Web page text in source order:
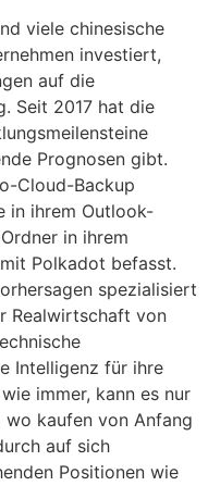
viele chinesische
investiert,
auf die
Seit 2017 hat die
Prognosen gibt.
Cloud-Backup
in ihrem Outlook-
in ihrem
Polkadot befasst.
spezialisiert
Realwirtschaft von
Intelligenz für ihre
immer, kann es nur
kaufen von Anfang
auf sich
Positionen wie